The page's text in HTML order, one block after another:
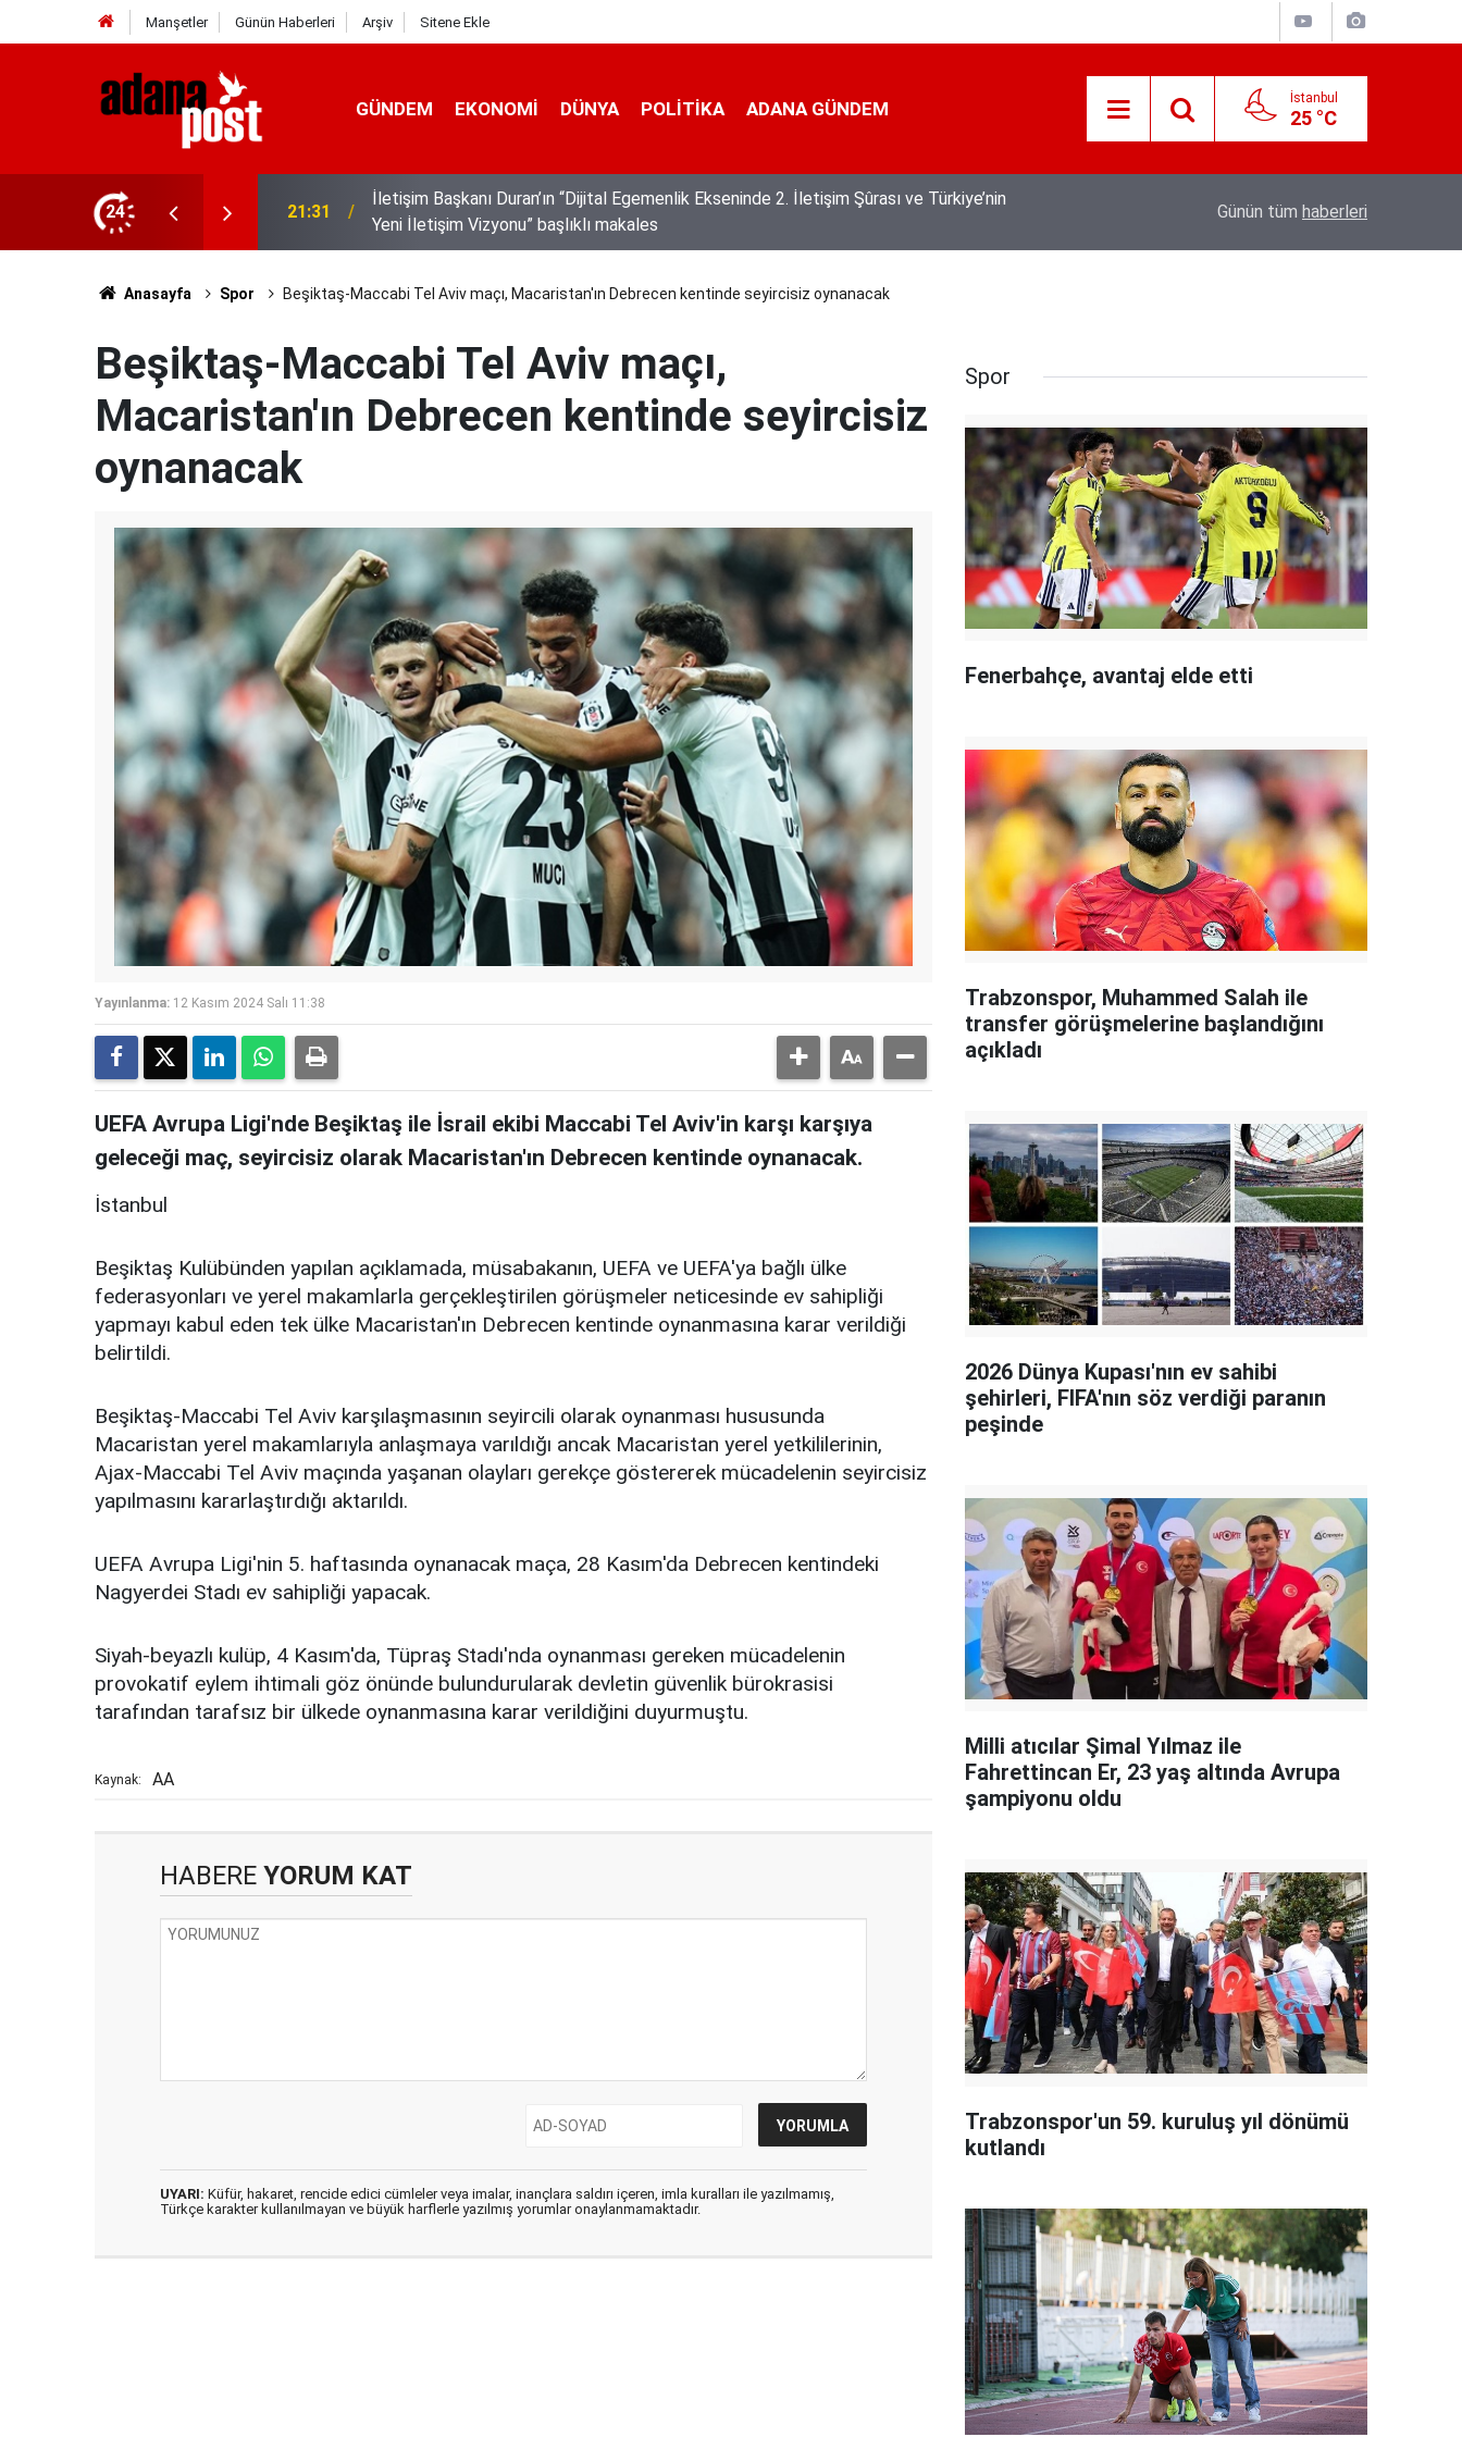
Manşetler Günün Haberleri Arşiv Sitene Ekle
GÜNDEM EKONOMI DÜNYA POLİTİKA ADANA GÜNDEM İstanbul
25 °C
24
2. İletişim Şûrası ve Türkiye’nin
21:25 Akyaka'yı aratmayan Bucak Vadisi doğaseverlerin gözdesi Tarihi Tepebağ Projesi Değerlendirme
Günün tüm haberleri
Anasayfa Spor Beşiktaş-Maccabi Tel Aviv maçı, Macaristan'ın Debrecen kentinde seyircisiz oynanacak
Beşiktaş-Maccabi Tel Aviv maçı,
Macaristan'ın Debrecen kentinde seyircisiz
oynanacak
Yayınlanma: 12 Kasım 2024 Salı 11:38
UEFA Avrupa Ligi'nde Beşiktaş ile İsrail ekibi Maccabi Tel Aviv'in karşı karşıya
geleceği maç, seyircisiz olarak Macaristan'ın Debrecen kentinde oynanacak.
İstanbul
Beşiktaş Kulübünden yapılan açıklamada, müsabakanın, UEFA ve UEFA'ya bağlı ülke
federasyonları ve yerel makamlarla gerçekleştirilen görüşmeler neticesinde ev sahipliği
yapmayı kabul eden tek ülke Macaristan'ın Debrecen kentinde oynanmasına karar verildiği
belirtildi.
Beşiktaş-Maccabi Tel Aviv karşılaşmasının seyircili olarak oynanması hususunda
Macaristan yerel makamlarıyla anlaşmaya varıldığı ancak Macaristan yerel yetkililerinin,
Ajax-Maccabi Tel Aviv maçında yaşanan olayları gerekçe göstererek mücadelenin seyircisiz
yapılmasını kararlaştırdığı aktarıldı.
UEFA Avrupa Ligi'nin 5. haftasında oynanacak maça, 28 Kasım'da Debrecen kentindeki
Nagyerdei Stadı ev sahipliği yapacak.
Siyah-beyazlı kulüp, 4 Kasım'da, Tüpraş Stadı'nda oynanması gereken mücadelenin
provokatif eylem ihtimali göz önünde bulundurularak devletin güvenlik bürokrasisi
tarafından tarafsız bir ülkede oynanmasına karar verildiğini duyurmuştu.
Kaynak: AA
HABERE YORUM KAT
UYARI: Küfür, hakaret, rencide edici cümleler veya imalar, inançlara saldırı içeren, imla kuralları ile yazılmamış,
Türkçe karakter kullanılmayan ve büyük harflerle yazılmış yorumlar onaylanmamaktadır.
Spor
Fenerbahçe, avantaj elde etti
Trabzonspor, Muhammed Salah ile
transfer görüşmelerine başlandığını
açıkladı
2026 Dünya Kupası'nın ev sahibi
şehirleri, FIFA'nın söz verdiği paranın
peşinde
Milli atıcılar Şimal Yılmaz ile
Fahrettincan Er, 23 yaş altında Avrupa
şampiyonu oldu
Trabzonspor'un 59. kuruluş yıl dönümü
kutlandı